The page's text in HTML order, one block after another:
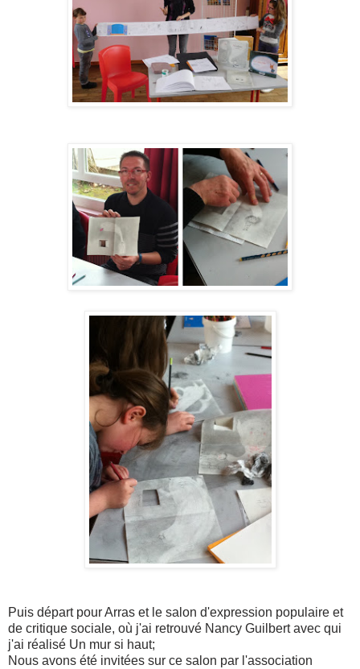
Puis départ pour Arras et le salon d'expression populaire et
de critique sociale, où j'ai retrouvé Nancy Guilbert avec qui
j'ai réalisé Un mur si haut;
Nous avons été invitées sur ce salon par l'association